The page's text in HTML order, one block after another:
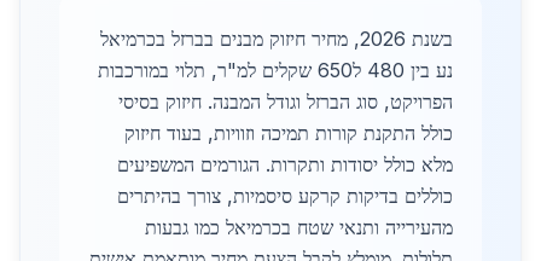
בשנת 2026, מחיר חיזוק מבנים בברזל בכרמיאל
נע בין 480 ל650 שקלים למ"ר, תלוי במורכבות
הפרויקט, סוג הברזל וגודל המבנה. חיזוק בסיסי
כולל התקנת קורות תמיכה וזוויות, בעוד חיזוק
מלא כולל יסודות ותקרות. הגורמים המשפיעים
כוללים בדיקות קרקע סיסמיות, צורך בהיתרים
מהעירייה ותנאי שטח בכרמיאל כמו גבעות